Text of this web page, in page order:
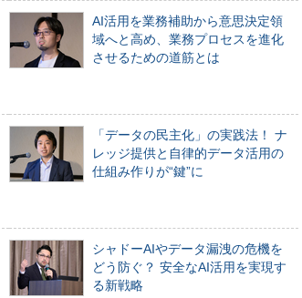
AI活用を業務補助から意思決定領
域へと高め、業務プロセスを進化
させるための道筋とは
「データの民主化」の実践法！ ナ
レッジ提供と自律的データ活用の
仕組み作りが“鍵”に
シャドーAIやデータ漏洩の危機を
どう防ぐ？ 安全なAI活用を実現す
る新戦略